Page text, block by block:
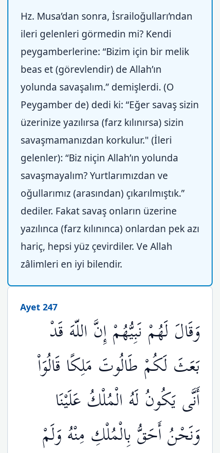
Hz. Musa’dan sonra, İsrailoğulları’ndan
ileri gelenleri görmedin mi? Kendi
peygamberlerine: “Bizim için bir melik
beas et (görevlendir) de Allah’ın
yolunda savaşalım.” demişlerdi. (O
Peygamber de) dedi ki: “Eğer savaş sizin
üzerinize yazılırsa (farz kılınırsa) sizin
savaşmamanızdan korkulur." (İleri
gelenler): “Biz niçin Allah’ın yolunda
savaşmayalım? Yurtlarımızdan ve
oğullarımız (arasından) çıkarılmıştık.”
dediler. Fakat savaş onların üzerine
yazılınca (farz kılınınca) onlardan pek azı
hariç, hepsi yüz çevirdiler. Ve Allah
zâlimleri en iyi bilendir.
Ayet 247
وَقَالَ لَهُمْ نَبِيُّهُمْ إِنَّ اللّهَ قَدْ
بَعَثَ لَكُمْ طَالُوتَ مَلِكًا قَالُوَاْ
أَنَّى يَكُونُ لَهُ الْمُلْكُ عَلَيْنَا
وَنَحْنُ أَحَقُّ بِالْمُلْكِ مِنْهُ وَلَمْ